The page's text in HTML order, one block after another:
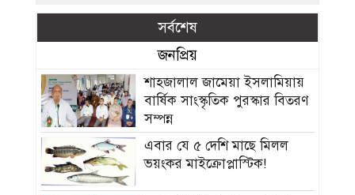
সর্বশেষ
জনপ্রিয়
শাহজালাল জামেয়া ইসলামিয়ায়
বার্ষিক সাংস্কৃতিক পুরস্কার বিতরণ
সম্পন্ন
এবার যে ৫ দেশি মাছে মিলল
ভয়ংকর মাইক্রোপ্লাস্টিক!